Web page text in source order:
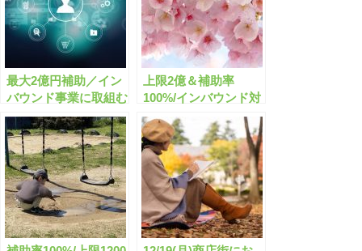
最大2億円補助／イン
バウンド事業に取組む
商店街を支援する補助
金とは？
上限2億＆補助率
100%/インバウンド対
策を支援する補助金と
は？